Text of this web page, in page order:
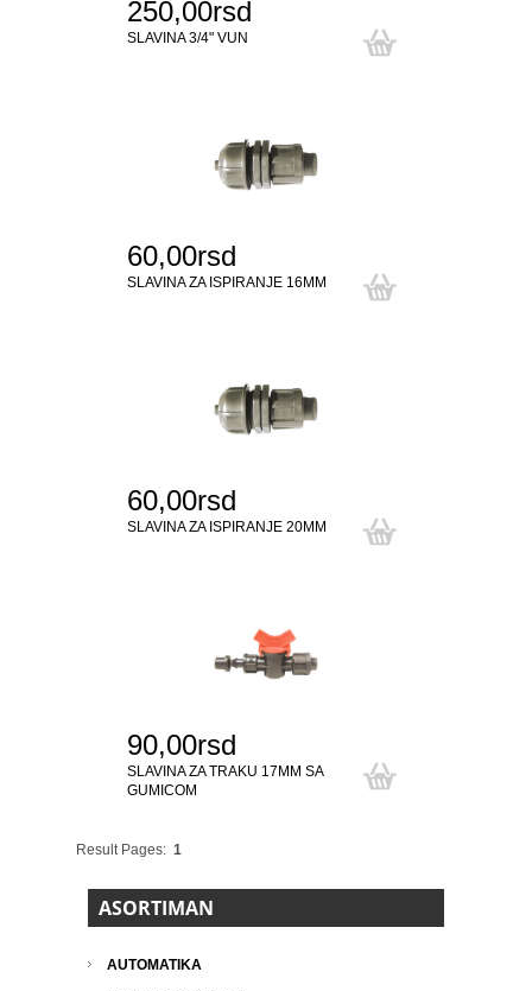
250,00rsd
SLAVINA 3/4" VUN
60,00rsd
SLAVINA ZA ISPIRANJE 16MM
60,00rsd
SLAVINA ZA ISPIRANJE 20MM
90,00rsd
SLAVINA ZA TRAKU 17MM SA
GUMICOM
Result Pages: 1
ASORTIMAN
AUTOMATIKA